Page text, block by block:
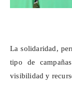
La solidaridad,
tipo de
visibilidad y